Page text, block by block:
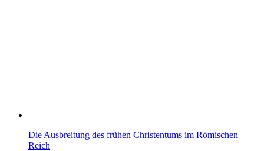
Die Ausbreitung des frühen Christentums im Römischen
Reich